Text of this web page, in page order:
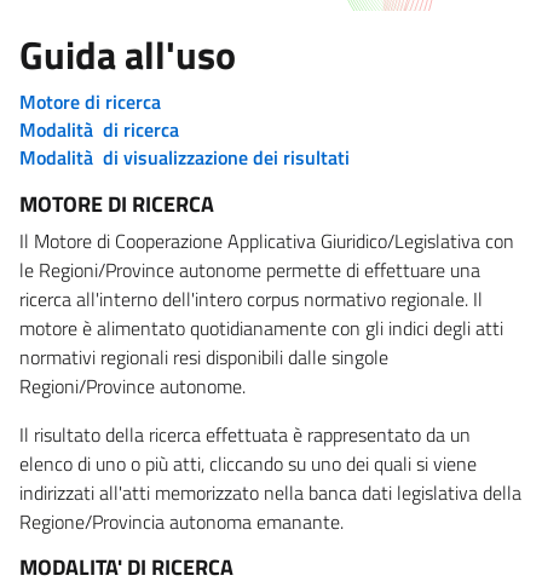
Guida all'uso
Motore di ricerca
Modalità di ricerca
Modalità di visualizzazione dei risultati
MOTORE DI RICERCA
Il Motore di Cooperazione Applicativa Giuridico/Legislativa con
le Regioni/Province autonome permette di effettuare una
ricerca all'interno dell'intero corpus normativo regionale. Il
motore è alimentato quotidianamente con gli indici degli atti
normativi regionali resi disponibili dalle singole
Regioni/Province autonome.
Il risultato della ricerca effettuata è rappresentato da un
elenco di uno o più atti, cliccando su uno dei quali si viene
indirizzati all'atti memorizzato nella banca dati legislativa della
Regione/Provincia autonoma emanante.
MODALITA' DI RICERCA